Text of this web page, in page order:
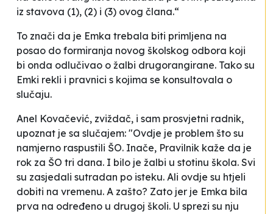
iz stavova (1), (2) i (3) ovog člana.“
To znači da je Emka trebala biti primljena na
posao do formiranja novog školskog odbora koji
bi onda odlučivao o žalbi drugorangirane. Tako su
Emki rekli i pravnici s kojima se konsultovala o
slučaju.
Anel Kovačević, zviždač, i sam prosvjetni radnik,
upoznat je sa slučajem: "Ovdje je problem što su
namjerno raspustili ŠO. Inače, Pravilnik kaže da je
rok za ŠO tri dana. I bilo je žalbi u stotinu škola. Svi
su zasjedali sutradan po isteku. Ali ovdje su htjeli
dobiti na vremenu. A zašto? Zato jer je Emka bila
prva na određeno u drugoj školi. U sprezi su nju